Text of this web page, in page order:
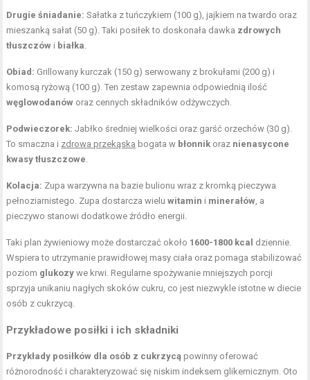
Drugie śniadanie: Sałatka z tuńczykiem (100 g), jajkiem na twardo oraz
mieszanką sałat (50 g). Taki posiłek to doskonała dawka zdrowych
tłuszczów i białka
Obiad: Grillowany kurczak (150 g) serwowany z brokułami (200 g) i
komosą ryżową (100 g). Ten zestaw zapewnia odpowiednią ilość
węglowodanów oraz cennych składników odżywczych.
Podwieczorek: Jabłko średniej wielkości oraz garść orzechów (30 g).
To smaczna i zdrowa przekąska bogata w błonnik oraz nienasycone
kwasy tłuszczowe
Kolacja: Zupa warzywna na bazie bulionu wraz z kromką pieczywa
pełnoziarnistego. Zupa dostarcza wieluwitamin i minerałów , a
pieczywo stanowi dodatkowe źródło energii.
Taki plan żywieniowy może dostarczać około 1600-1800 kcal dziennie.
Wspiera to utrzymanie prawidłowej masy ciała oraz pomaga stabilizować
poziom glukozy we krwi. Regularne spożywanie mniejszych porcji
sprzyja unikaniu nagłych skoków cukru, co jest niezwykle istotne w diecie
osób z cukrzycą.
Przykładowe posiłki i ich składniki
Przykłady posiłków dla osób z cukrzycą powinny oferować
różnorodność i charakteryzować się niskim indeksem glikemicznym. Oto